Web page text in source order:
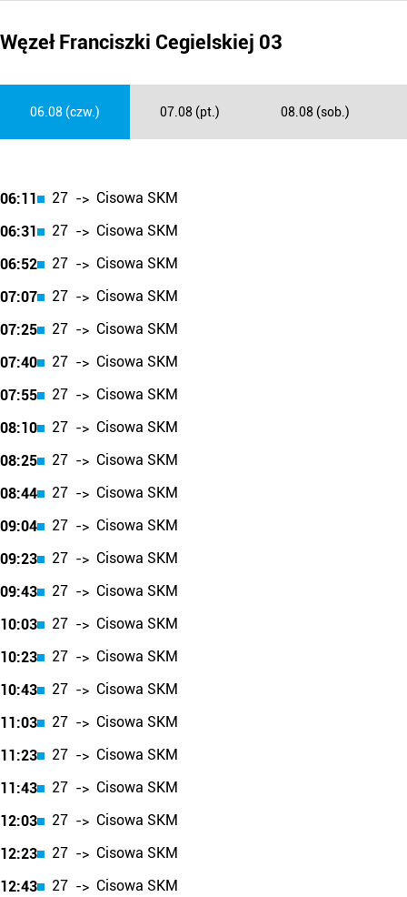
Węzeł Franciszki Cegielskiej 03
06.08 (czw.) 07.08 (pt.) 08.08 (sob.)
06:11 27 -> Cisowa SKM
06:31
27 -> Cisowa SKM
06:52
27 -> Cisowa SKM
07:07
27 -> Cisowa SKM
07:25
27 -> Cisowa SKM
07:40
27 -> Cisowa SKM
07:55
27 -> Cisowa SKM
08:10
27 -> Cisowa SKM
08:25
27 -> Cisowa SKM
08:44
27 -> Cisowa SKM
09:04
27 -> Cisowa SKM
09:23
27 -> Cisowa SKM
09:43
27 -> Cisowa SKM
10:03
27 -> Cisowa SKM
10:23
27 -> Cisowa SKM
10:43
27 -> Cisowa SKM
11:03
27 -> Cisowa SKM
11:23
27 -> Cisowa SKM
11:43
27 -> Cisowa SKM
12:03
27 -> Cisowa SKM
12:23
27 -> Cisowa SKM
12:43
27 -> Cisowa SKM